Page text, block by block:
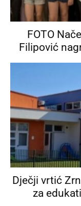
FOTO
Filipović
Dječji vrtić
za